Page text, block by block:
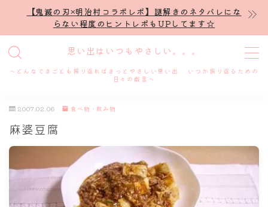
【鬼滅の刃×明治村コラボレポ】謎解きのネタバレにな
らない程度のヒントレポもUPしてます☆
思い出はいつもやさしい。。。
～どんなできごとも振り返ればきっとやさしい思い出 いつか振り返るための
日々の戯言～
MENU
プロフィール
謎解き
ホテル滞在記
2007.02.06 食べ物・飲み物
麻婆豆腐